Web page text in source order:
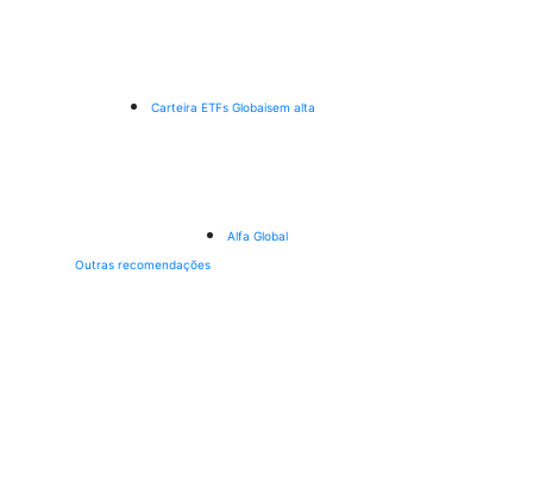
Carteira ETFs Globaisem alta
Alfa Global
Outras recomendações